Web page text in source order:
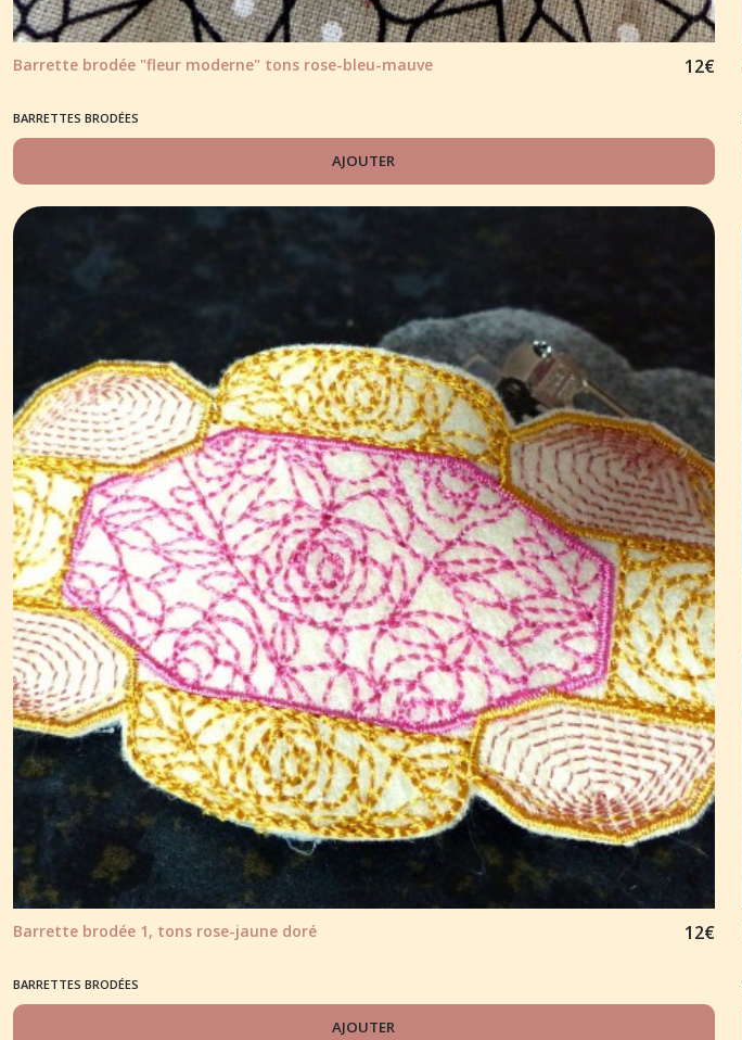
Barrette brodée "fleur moderne" tons rose-bleu-mauve 12€
BARRETTES BRODÉES
AJOUTER
Barrette brodée 1, tons rose-jaune doré 12€
BARRETTES BRODÉES
AJOUTER